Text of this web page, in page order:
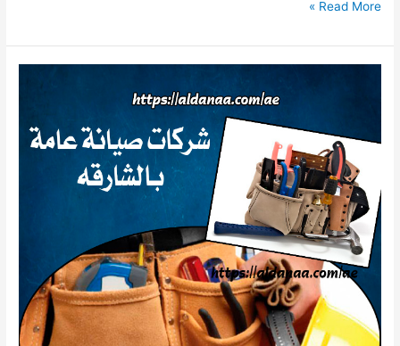
كهربائي
الشارقة
Read More »